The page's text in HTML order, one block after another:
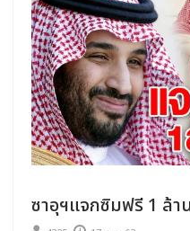
ซาอุฯแจกซิมฟรี 1 ล้า